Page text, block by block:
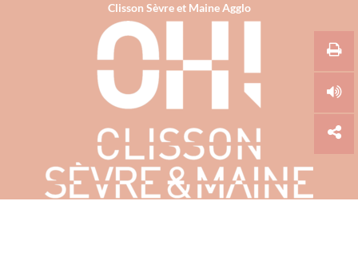
Clisson Sèvre et Maine Agglo